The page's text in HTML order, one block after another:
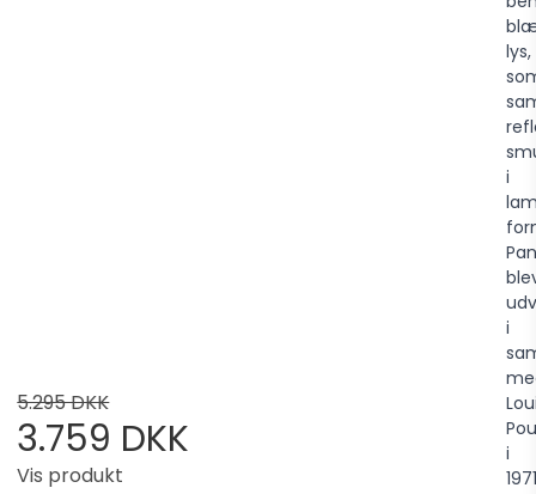
5.295 DKK
3.759 DKK
Vis produkt
lys,
i
i
i
1971